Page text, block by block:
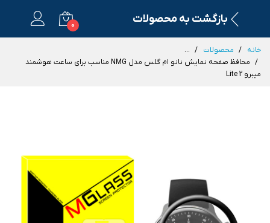
بازگشت به محصولات 0
خانه محصولات
...
محافظ صفحه نمایش نانو ام گلس مدل NMG مناسب برای ساعت هوشمند
میبرو Lite 2